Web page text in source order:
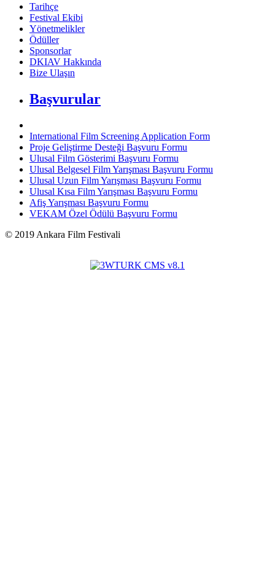
Tarihçe
Festival Ekibi
Yönetmelikler
Ödüller
Sponsorlar
DKIAV Hakkında
Bize Ulaşın
Başvurular
International Film Screening Application Form
Proje Geliştirme Desteği Başvuru Formu
Ulusal Film Gösterimi Başvuru Formu
Ulusal Belgesel Film Yarışması Başvuru Formu
Ulusal Uzun Film Yarışması Başvuru Formu
Ulusal Kısa Film Yarışması Başvuru Formu
Afiş Yarışması Başvuru Formu
VEKAM Özel Ödülü Başvuru Formu
© 2019 Ankara Film Festivali